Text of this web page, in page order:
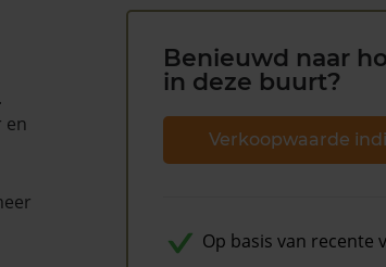
en
Benieuwd naar
in deze buurt?
Verkoopwaarde
Op basis van recente